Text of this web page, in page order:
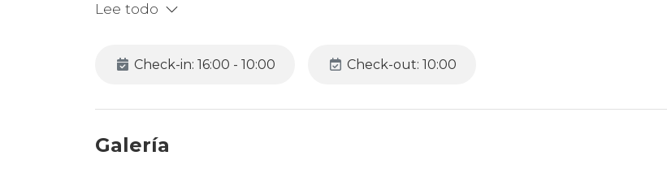
la planta baja, descubre tres dormitorios cuidadosamente diseñados para proporcionar un
sueño tranquilo, con cada habitación reflejando la melodía de las olas distantes. Despierta
estar se despliega ante ti, ofreciendo un cálido abrazo. Sumérgete en la comodidad de los
Lee todo
Check-in: 16:00 - 10:00 Check-out: 10:00
Galería